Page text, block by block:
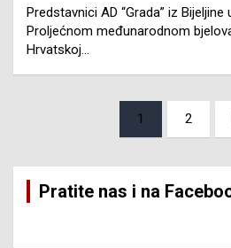
Predstavnici AD “Grada” iz
Proljećnom međunarodnom
Hrvatskoj…
1 2
Pratite nas i na